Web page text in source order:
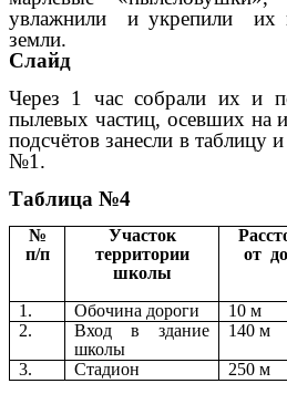
увлажнили и укрепили их
земли.
Слайд
Через 1 час собрали их и
пылевых частиц, осевших на
подсчётов занесли в таблицу
№1.
Таблица №4
№
п/п
Участок
территории
школы
от
1.
Обочина дороги 10 м
2.
Вход в здание
школы
140 м
3. Стадион 250 м